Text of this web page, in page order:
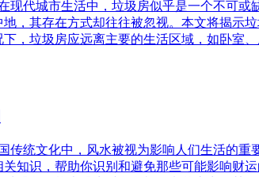
现代城市生活中，垃圾房似乎是一个不可
，其存在方式却往往被忽视。本文将揭示
，垃圾房应远离主要的生活区域，如卧室
传统文化中，风水被视为影响人们生活的
知识，帮助你识别和避免那些可能影响财